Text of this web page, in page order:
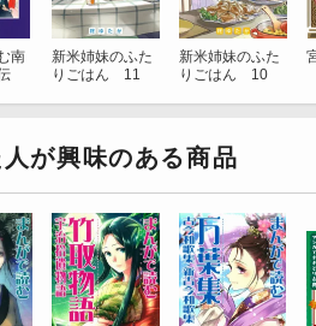
南
新米姉妹のふた
りごはん 11
新米姉妹のふた
りごはん 10
が興味のある商品